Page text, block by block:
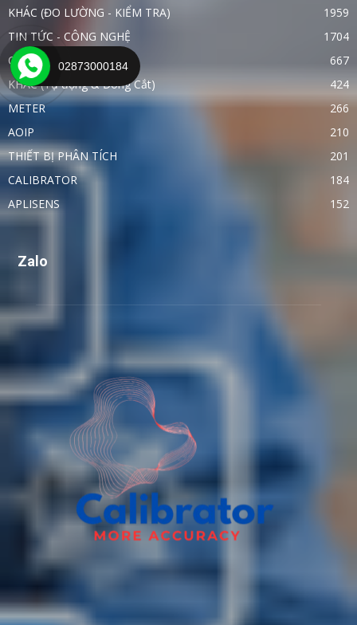
KHÁC (ĐO LƯỜNG - KIỂM TRA)
1959
TIN TỨC - CÔNG NGHỆ
1704
OTHER
667
KHÁC (Tự động & Đóng Cắt)
424
METER
266
AOIP
210
THIẾT BỊ PHÂN TÍCH
201
CALIBRATOR
184
APLISENS
152
Zalo
02873000184